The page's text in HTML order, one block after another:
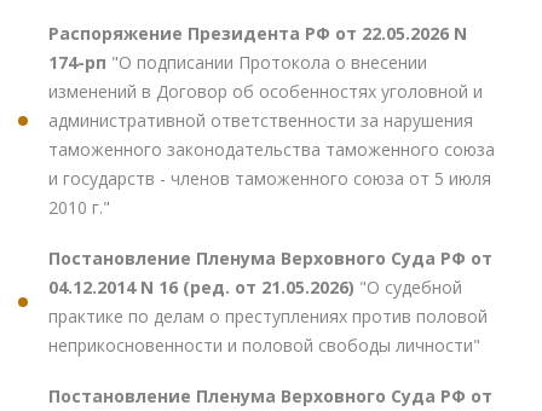
Распоряжение Президента РФ от 22.05.2026 N
174-рп "О подписании Протокола о внесении
изменений в Договор об особенностях уголовной и
административной ответственности за нарушения
таможенного законодательства таможенного союза
и государств - членов таможенного союза от 5 июля
2010 г."
Постановление Пленума Верховного Суда РФ от
04.12.2014 N 16 (ред. от 21.05.2026) "О судебной
практике по делам о преступлениях против половой
неприкосновенности и половой свободы личности"
Постановление Пленума Верховного Суда РФ от